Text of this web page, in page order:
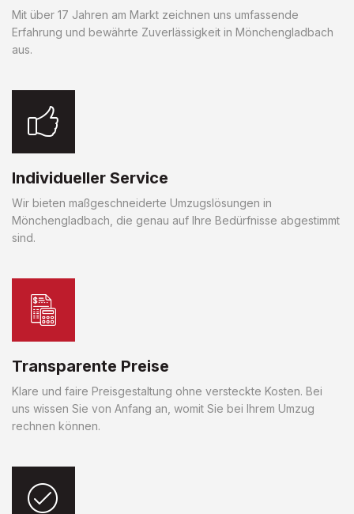
Mit über 17 Jahren am Markt zeichnen uns umfassende
Erfahrung und bewährte Zuverlässigkeit in Mönchengladbach
aus.
Individueller Service
Wir bieten maßgeschneiderte Umzugslösungen in
Mönchengladbach, die genau auf Ihre Bedürfnisse abgestimmt
sind.
Transparente Preise
Klare und faire Preisgestaltung ohne versteckte Kosten. Bei
uns wissen Sie von Anfang an, womit Sie bei Ihrem Umzug
rechnen können.